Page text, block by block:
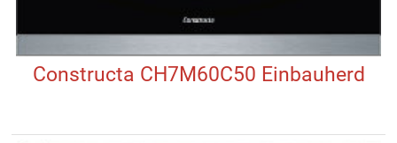
Constructa CH7M60C50 Einbauherd